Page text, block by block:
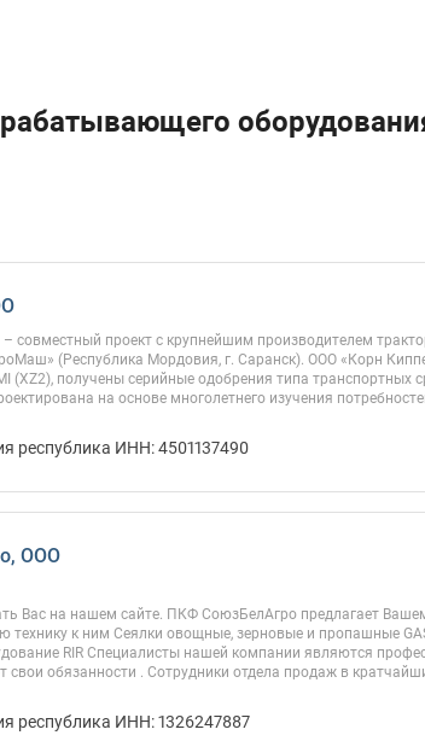
проект с крупнейшим производителем
(Республика Мордовия, г. Саранск). ООО «Корн
(XZ2), получены серийные одобрения типа транспортных
на основе многолетнего изучения
республика ИНН: 4501137490
ООО
Вас на нашем сайте. ПКФ СоюзБелАгро предлагает
к ним Сеялки овощные, зерновые и пропашные
RIR Специалисты нашей компании являются
свои обязанности . Сотрудники отдела продаж в
республика ИНН: 1326247887